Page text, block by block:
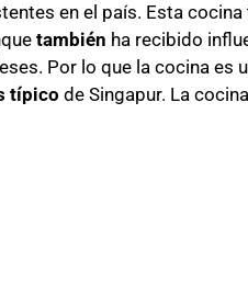
en el país. Esta
también ha recibido
Por lo que la cocina es
típico de Singapur. La